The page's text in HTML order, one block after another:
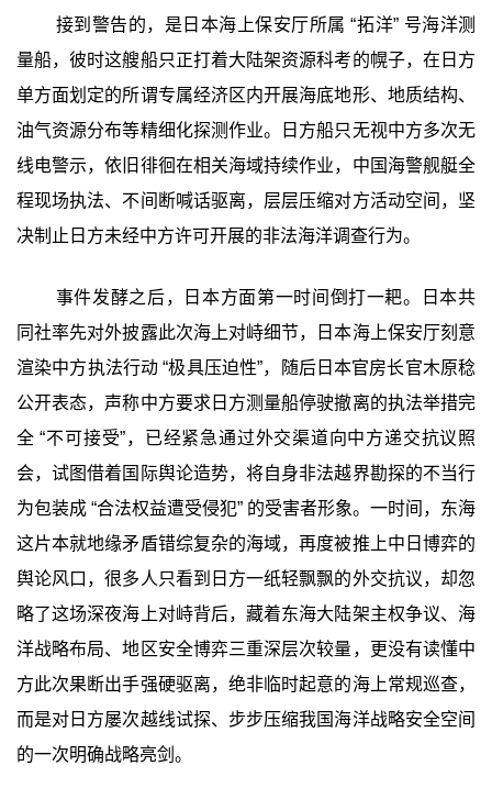
接到警告的，是日本海上保安厅所属 “拓洋” 号海洋测
量船，彼时这艘船只正打着大陆架资源科考的幌子，在日方
单方面划定的所谓专属经济区内开展海底地形、地质结构、
油气资源分布等精细化探测作业。日方船只无视中方多次无
线电警示，依旧徘徊在相关海域持续作业，中国海警舰艇全
程现场执法、不间断喊话驱离，层层压缩对方活动空间，坚
决制止日方未经中方许可开展的非法海洋调查行为。
事件发酵之后，日本方面第一时间倒打一耙。日本共
同社率先对外披露此次海上对峙细节，日本海上保安厅刻意
渲染中方执法行动 “极具压迫性”，随后日本官房长官木原稔
公开表态，声称中方要求日方测量船停驶撤离的执法举措完
全 “不可接受”，已经紧急通过外交渠道向中方递交抗议照
会，试图借着国际舆论造势，将自身非法越界勘探的不当行
为包装成 “合法权益遭受侵犯” 的受害者形象。一时间，东海
这片本就地缘矛盾错综复杂的海域，再度被推上中日博弈的
舆论风口，很多人只看到日方一纸轻飘飘的外交抗议，却忽
略了这场深夜海上对峙背后，藏着东海大陆架主权争议、海
洋战略布局、地区安全博弈三重深层次较量，更没有读懂中
方此次果断出手强硬驱离，绝非临时起意的海上常规巡查，
而是对日方屡次越线试探、步步压缩我国海洋战略安全空间
的一次明确战略亮剑。